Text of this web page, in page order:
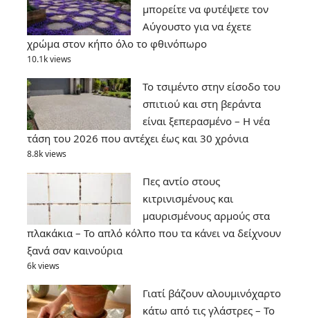
μπορείτε να φυτέψετε τον
Αύγουστο για να έχετε
χρώμα στον κήπο όλο το φθινόπωρο
10.1k views
Το τσιμέντο στην είσοδο του
σπιτιού και στη βεράντα
είναι ξεπερασμένο – Η νέα
τάση του 2026 που αντέχει έως και 30 χρόνια
8.8k views
Πες αντίο στους
κιτρινισμένους και
μαυρισμένους αρμούς στα
πλακάκια – Το απλό κόλπο που τα κάνει να δείχνουν
ξανά σαν καινούρια
6k views
Γιατί βάζουν αλουμινόχαρτο
κάτω από τις γλάστρες – Το